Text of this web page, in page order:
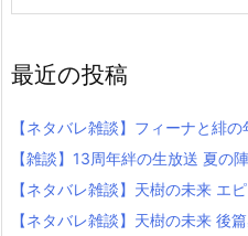
最近の投稿
【ネタバレ雑談】フィーナと緋
【雑談】13周年絆の生放送 夏の
【ネタバレ雑談】天樹の未来 エ
【ネタバレ雑談】天樹の未来 後